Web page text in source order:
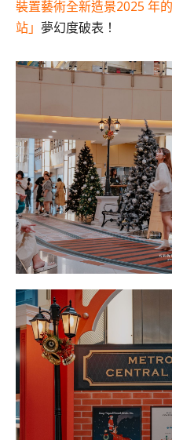
裝置藝術全新造景2025 年
站」 夢幻度破表！